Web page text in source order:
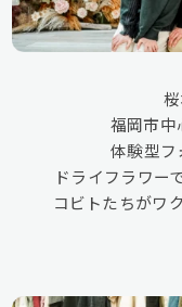
福岡市中
体験型フ
ドライフラワー
コビトたちがワ